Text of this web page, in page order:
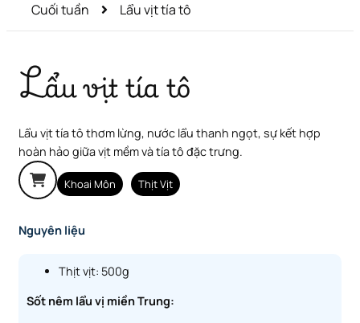
Cuối tuần
Lẩu vịt tía tô
Lẩu vịt tía tô
Lẩu vịt tía tô thơm lừng, nước lẩu thanh ngọt, sự kết hợp
hoàn hảo giữa vịt mềm và tía tô đặc trưng.
Khoai Môn Thịt Vịt
Nguyên liệu
Thịt vịt: 500g
Sốt nêm lẩu vị miền Trung: